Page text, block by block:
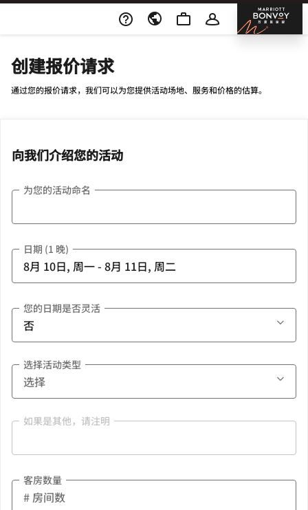
Skip To Content 邦
创建报价请求
通过您的报价请求，我们可以为您提供活动场地、服务和价格的估算。
向我们介绍您的活动
为您的活动命名
日期 (1 晚)
您的日期是否灵活
选择活动类型
如果是其他，请注明
客房数量